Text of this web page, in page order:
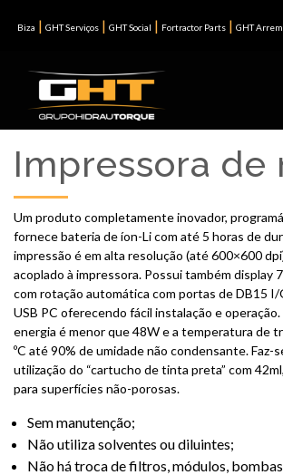
Biza | GHT Serviços | GHT Social | Fortractor Parts | GHT
Impressora de
Um produto completamente inovador,
fornece bateria de íon-Li com até 5 horas de
impressão é em alta resolução (até 600×600
acoplado à impressora. Possui também display
com rotação automática com portas de DB15 I/
USB PC oferecendo fácil instalação e
energia é menor que 48W e a temperatura de
ºC até 90% de umidade não condensante. Faz-
utilização do “cartucho de tinta preta” com
para superfícies não-porosas.
Sem manutenção;
Não utiliza solventes ou diluintes;
Não há troca de filtros, módulos,